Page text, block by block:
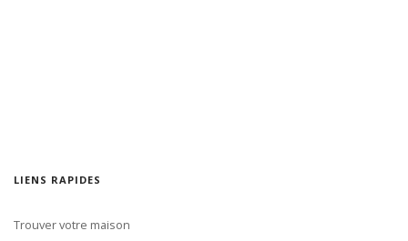
LIENS RAPIDES
Trouver votre maison